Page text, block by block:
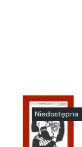
SZCZEGÓŁY